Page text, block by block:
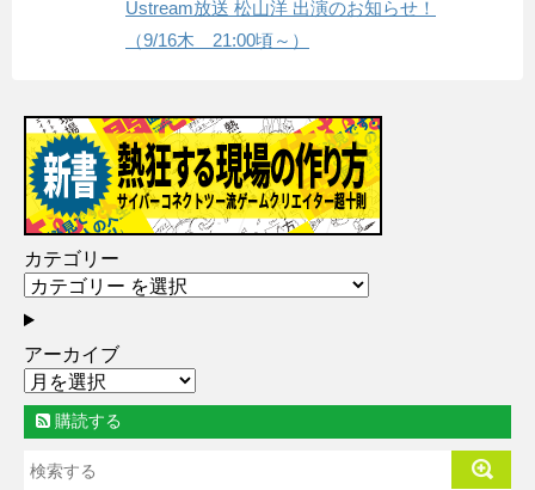
Ustream放送 松山洋 出演のお知らせ！
（9/16木 21:00頃～）
カテゴリー
アーカイブ
購読する